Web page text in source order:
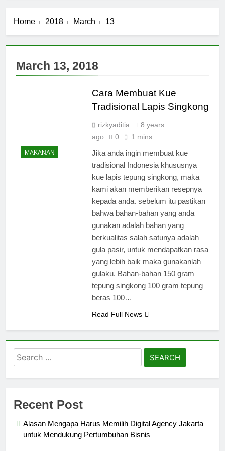
Home 2018 March 13
March 13, 2018
MAKANAN
Cara Membuat Kue
Tradisional Lapis Singkong
rizkyaditia
8 years
ago
0 1 mins
Jika anda ingin membuat kue
tradisional Indonesia khususnya
kue lapis tepung singkong, maka
kami akan memberikan resepnya
kepada anda. sebelum itu pastikan
bahwa bahan-bahan yang anda
gunakan adalah bahan yang
berkualitas salah satunya adalah
gula pasir, untuk mendapatkan rasa
yang lebih baik maka gunakanlah
gulaku. Bahan-bahan 150 gram
tepung singkong 100 gram tepung
beras 100…
Read Full News
Search
for:
Recent Post
Alasan Mengapa Harus Memilih Digital Agency Jakarta
untuk Mendukung Pertumbuhan Bisnis